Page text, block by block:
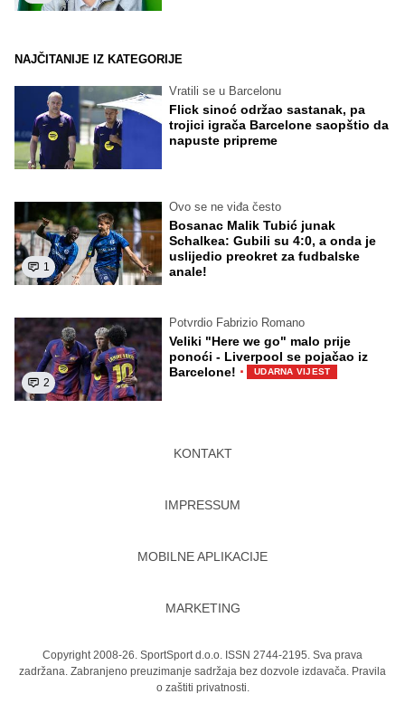
NAJČITANIJE IZ KATEGORIJE
Vratili se u Barcelonu
Flick sinoć održao sastanak, pa
trojici igrača Barcelone saopštio da
napuste pripreme
1
Ovo se ne viđa često
Bosanac Malik Tubić junak
Schalkea: Gubili su 4:0, a onda je
uslijedio preokret za fudbalske
anale!
2
Potvrdio Fabrizio Romano
Veliki "Here we go" malo prije
ponoći - Liverpool se pojačao iz
Barcelone! · UDARNA VIJEST
KONTAKT
IMPRESSUM
MOBILNE APLIKACIJE
MARKETING
Copyright 2008-26. SportSport d.o.o. ISSN 2744-2195. Sva prava
zadržana. Zabranjeno preuzimanje sadržaja bez dozvole izdavača. Pravila
o zaštiti privatnosti.